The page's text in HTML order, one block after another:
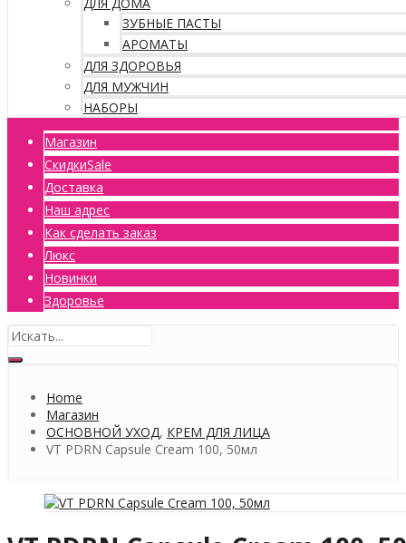
ЗУБНЫЕ ПАСТЫ
АРОМАТЫ
ДЛЯ ЗДОРОВЬЯ
ДЛЯ МУЖЧИН
НАБОРЫ
Магазин
СкидкиSale
Доставка
Наш адрес
Как сделать заказ
Люкс
Новинки
Здоровье
Home
Магазин
ОСНОВНОЙ УХОД, КРЕМ ДЛЯ ЛИЦА
VT PDRN Capsule Cream 100, 50мл